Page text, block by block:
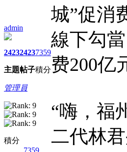
admin
2423
主題
2423
帖子
7359
積分
管理員
積分
7359
城”促消
線下勾
费200亿
“嗨，福
二代林